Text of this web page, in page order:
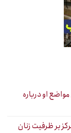
او درباره
بر ظرفیت زنان